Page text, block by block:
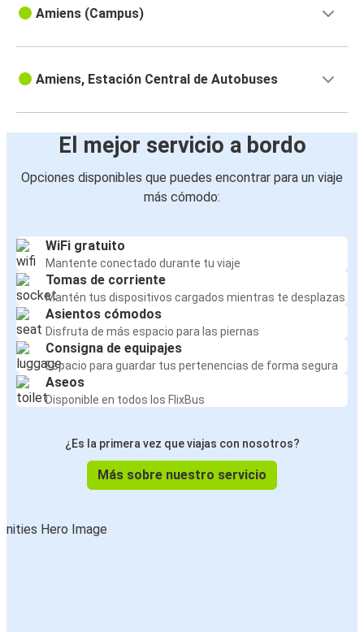
Amiens (Campus)
Amiens, Estación Central de Autobuses
El mejor servicio a bordo
Opciones disponibles que puedes encontrar para un viaje
más cómodo:
WiFi gratuito
Mantente conectado durante tu viaje
Tomas de corriente
Mantén tus dispositivos cargados mientras te desplazas
Asientos cómodos
Disfruta de más espacio para las piernas
Consigna de equipajes
Espacio para guardar tus pertenencias de forma segura
Aseos
Disponible en todos los FlixBus
¿Es la primera vez que viajas con nosotros?
Más sobre nuestro servicio